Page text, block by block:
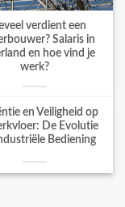
verdient een
Salaris in
en hoe vind je
werk?
en Veiligheid op
De Evolutie
Bediening